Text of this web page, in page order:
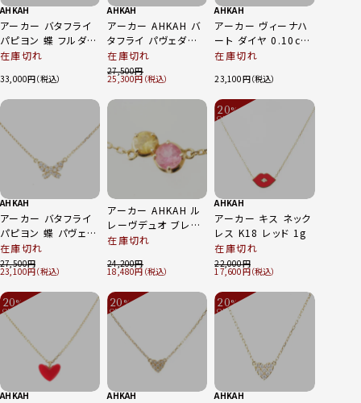
AHKAH
アーカー バタフライ
パピヨン 蝶 フルダイ
ヤ 0.06ct ネックレ
リー 750WG K18
ホワイトゴールド
在庫切れ
33,000
AHKAH
アーカー AHKAH バ
タフライ パヴェダイ
ヤ ネックレス 蝶 パ
ピヨン K18 0.06ct
ゴールド 1.2g
在庫切れ
27,500
25,300
AHKAH
アーカー ヴィーナハ
ート ダイヤ 0.10ct
ネックレス アクセサ
AK1136010100 ゴ
ールド 1.2g
在庫切れ
23,100
AHKAH
アーカー バタフライ
パピヨン 蝶 パヴェダ
イヤ 0.06ct ネック
レス ペンダント ジュ
エリー K18 750YG
VC0163010100 ゴ
ールド 1.2g
在庫切れ
27,500
23,100
アーカー AHKAH ル
レーヴデュオ ブレス
レット 750YG ピンク
サファイア 0.83g
在庫切れ
24,200
18,480
20%
OFF
AHKAH
アーカー キス ネック
レス K18 レッド 1g
在庫切れ
22,000
17,600
20%
OFF
AHKAH
20%
OFF
AHKAH
20%
OFF～
AHKAH